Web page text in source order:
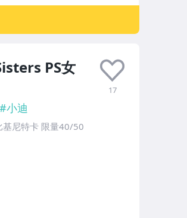
PS女
17
#小迪
基尼特卡 限量40/50